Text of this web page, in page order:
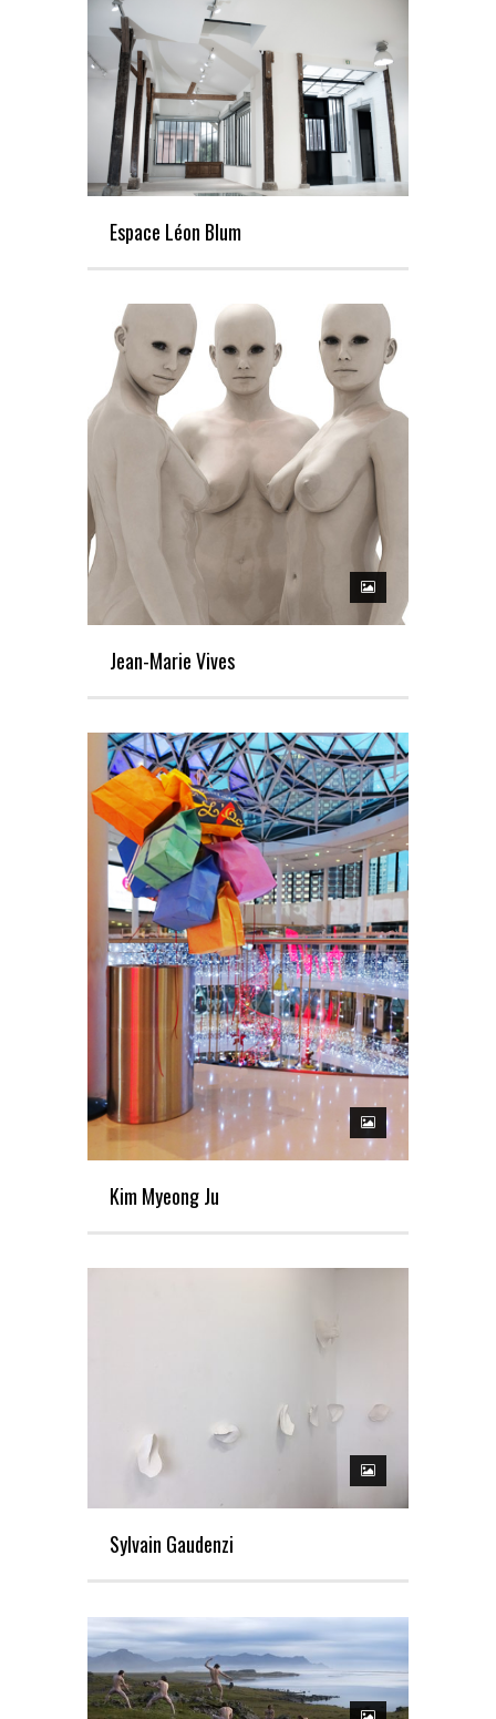
Espace Léon Blum
Jean-Marie Vives
Kim Myeong Ju
Sylvain Gaudenzi